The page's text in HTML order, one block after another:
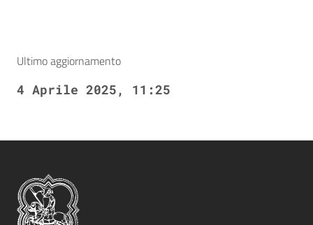
Ultimo aggiornamento
4 Aprile 2025, 11:25